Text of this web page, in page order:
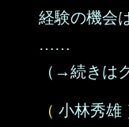
経験の機会
……
（→続きは
（ 小林秀雄